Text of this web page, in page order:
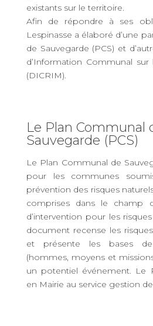
existants sur le territoire.
Afin de répondre à ses
Lespinasse a élaboré d’une
de Sauvegarde (PCS) et
d’Information Communal sur
(DICRIM).
Le Plan Communal
Sauvegarde (PCS)
Le Plan Communal de
pour les communes
prévention des risques
comprises dans le champ
d’intervention pour les
document recense les
et présente les bases
(hommes, moyens et
un potentiel événement. Le
en Mairie au service gestion